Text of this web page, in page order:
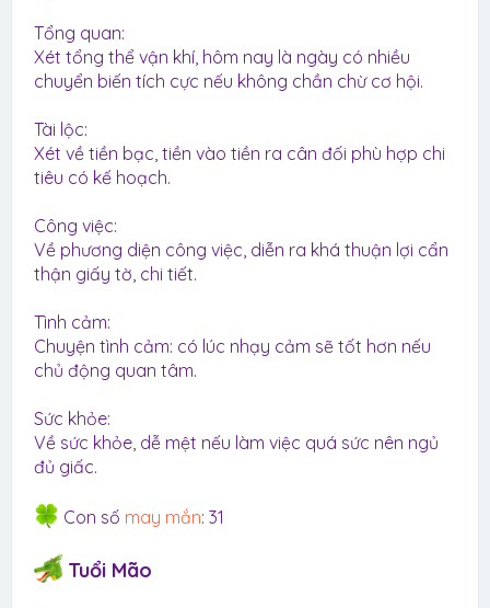
Tổng quan:
Xét tổng thể vận khí, hôm nay là ngày có nhiều
chuyển biến tích cực nếu không chần chừ cơ hội.
Tài lộc:
Xét về tiền bạc, tiền vào tiền ra cân đối phù hợp chi
tiêu có kế hoạch.
Công việc:
Về phương diện công việc, diễn ra khá thuận lợi cẩn
thận giấy tờ, chi tiết.
Tình cảm:
Chuyện tình cảm: có lúc nhạy cảm sẽ tốt hơn nếu
chủ động quan tâm.
Sức khỏe:
Về sức khỏe, dễ mệt nếu làm việc quá sức nên ngủ
đủ giấc.
Con số may mắn: 31
Tuổi Mão